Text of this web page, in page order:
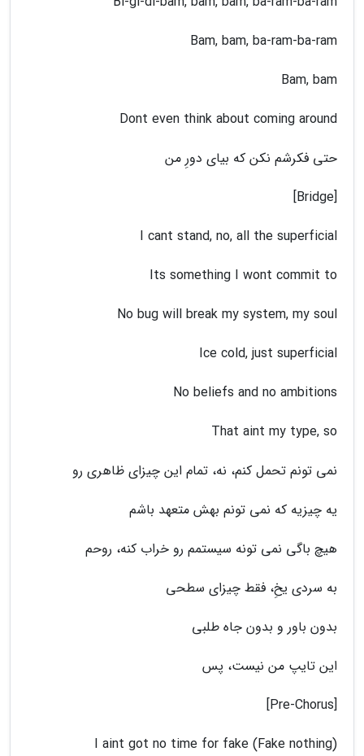
Bam, bam, ba-ram-ba-ram
Bam, bam
Dont even think about coming around
حتی فکرشم نکن که بیای دورِ من
[Bridge]
I cant stand, no, all the superficial
Its something I wont commit to
No bug will break my system, my soul
Ice cold, just superficial
No beliefs and no ambitions
That aint my type, so
نمی تونم تحمل کنم، نه، تمام این چیزای ظاهری رو
یه چیزیه که نمی تونم بهش متعهد باشم
هیچ باگی نمی تونه سیستمم رو خراب کنه، روحم
به سردی یخِ، فقط چیزای سطحی
بدون باور و بدون جاه طلبی
این تایپ من نیست، پس
[Pre-Chorus]
I aint got no time for fake (Fake nothing)